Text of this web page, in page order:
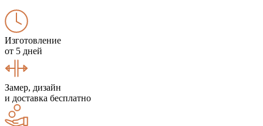
Изготовление
от 5 дней
Замер, дизайн
и доставка бесплатно